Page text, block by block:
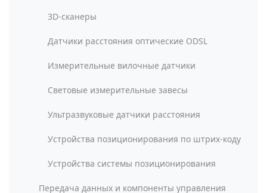
3D-сканеры
Датчики расстояния оптические ODSL
Измерительные вилочные датчики
Световые измерительные завесы
Ультразвуковые датчики расстояния
Устройства позиционирования по штрих-коду
Устройства системы позиционирования
Передача данных и компоненты управления